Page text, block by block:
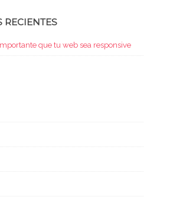
RECIENTES
que tu web sea responsive